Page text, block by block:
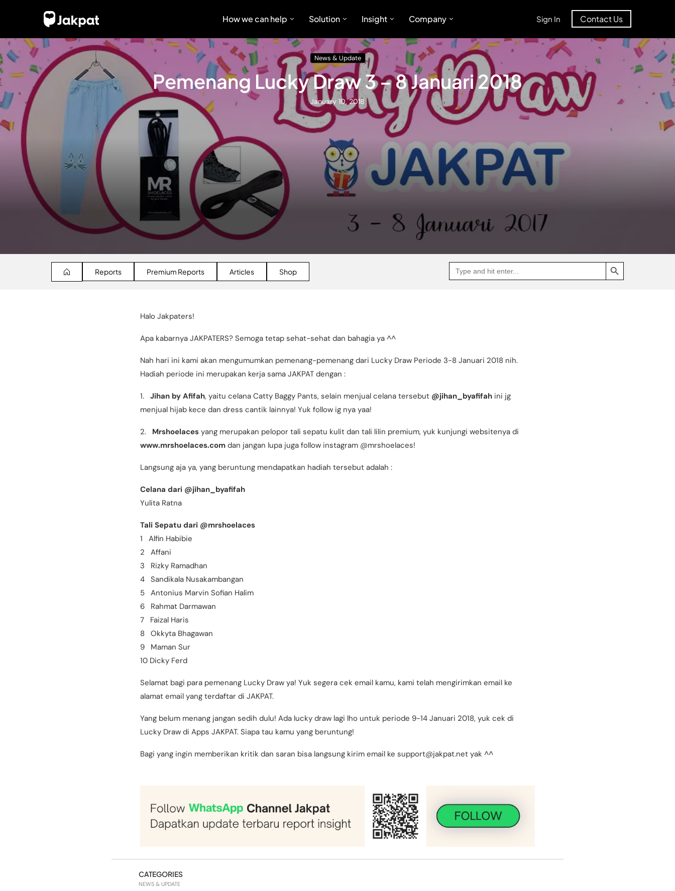
How we can help Solution Insight Company Sign In Contact Us
News & Update
Pemenang Lucky Draw 3 – 8 Januari 2018
January 10, 2018
Reports Premium Reports Articles Shop
Search
for:
SEARCH BUTTON
Go
Jakpat
Halo Jakpaters!
Apa kabarnya JAKPATERS? Semoga tetap sehat-sehat dan bahagia ya ^^
Nah hari ini kami akan mengumumkan pemenang-pemenang dari Lucky Draw Periode 3-8 Januari 2018 nih.
Hadiah periode ini merupakan kerja sama JAKPAT dengan :
1. Jihan by Afifah, yaitu celana Catty Baggy Pants, selain menjual celana tersebut @jihan_byafifah ini jg
menjual hijab kece dan dress cantik lainnya! Yuk follow ig nya yaa!
2. Mrshoelaces yang merupakan pelopor tali sepatu kulit dan tali lilin premium, yuk kunjungi websitenya di
www.mrshoelaces.com dan jangan lupa juga follow instagram @mrshoelaces!
Langsung aja ya, yang beruntung mendapatkan hadiah tersebut adalah :
Celana dari @jihan_byafifah
Yulita Ratna
Tali Sepatu dari @mrshoelaces
1 Alfin Habibie
2 Affani
3 Rizky Ramadhan
4 Sandikala Nusakambangan
5 Antonius Marvin Sofian Halim
6 Rahmat Darmawan
7 Faizal Haris
8 Okkyta Bhagawan
9 Maman Sur
10 Dicky Ferd
Selamat bagi para pemenang Lucky Draw ya! Yuk segera cek email kamu, kami telah mengirimkan email ke
alamat email yang terdaftar di JAKPAT.
Yang belum menang jangan sedih dulu! Ada lucky draw lagi lho untuk periode 9-14 Januari 2018, yuk cek di
Lucky Draw di Apps JAKPAT. Siapa tau kamu yang beruntung!
Bagi yang ingin memberikan kritik dan saran bisa langsung kirim email ke support@jakpat.net yak ^^
CATEGORIES
NEWS & UPDATE